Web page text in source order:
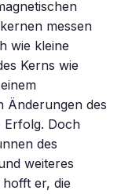
messen
wie kleine
Kerns wie
Änderungen des
Erfolg. Doch
des
weiteres
er, die